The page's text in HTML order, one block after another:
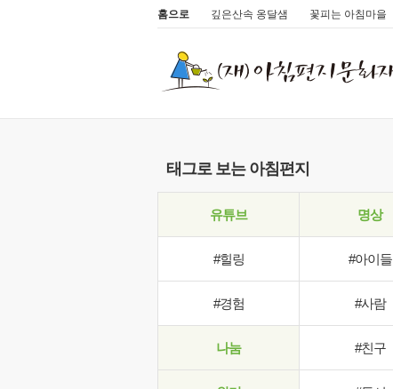
홈으로 깊은산속 옹달샘 꽃피는 아침마을
태그로 보는 아침편지
유튜브 명상
#힐링 #아이들
#경험 #사람
나눔 #친구